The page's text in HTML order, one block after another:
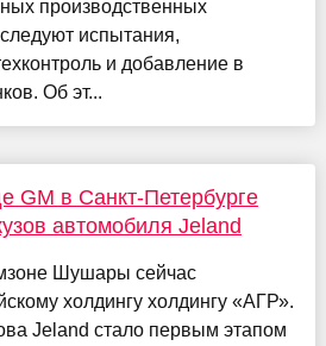
производственных
испытания,
и добавление в
Об эт...
GM в Санкт-Петербурге
автомобиля Jeland
Шушары сейчас
холдингу холдингу «АГР».
Jeland стало первым этапом